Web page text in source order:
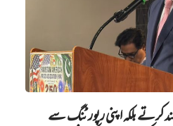
کرتے بلکہ اپنی رپورٹنگ سے